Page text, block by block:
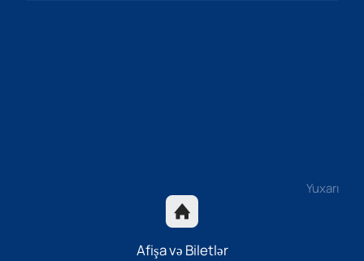
Yuxarı
Afişa və Biletlər